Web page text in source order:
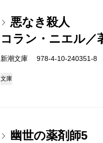
悪なき殺人
コラン・ニエル／
新潮文庫 978-4-10-240351-
文庫
幽世の薬剤師5